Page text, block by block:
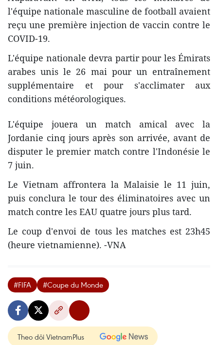
l'équipe nationale masculine de football avaient
reçu une première injection de vaccin contre le
COVID-19.
L'équipe nationale devra partir pour les Émirats
arabes unis le 26 mai pour un entraînement
supplémentaire et pour s'acclimater aux
conditions météorologiques.
L'équipe jouera un match amical avec la
Jordanie cinq jours après son arrivée, avant de
disputer le premier match contre l'Indonésie le
7 juin.
Le Vietnam affrontera la Malaisie le 11 juin,
puis conclura le tour des éliminatoires avec un
match contre les EAU quatre jours plus tard.
Le coup d'envoi de tous les matches est 23h45
(heure vietnamienne). -VNA
#FIFA #Coupe du Monde
Theo dõi VietnamPlus